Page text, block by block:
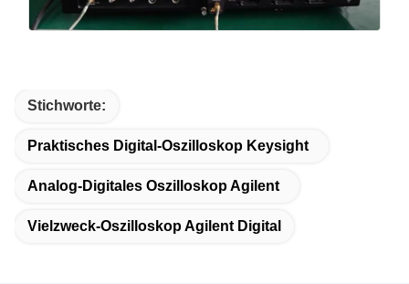
Stichworte:
Praktisches Digital-Oszilloskop Keysight
Analog-Digitales Oszilloskop Agilent
Vielzweck-Oszilloskop Agilent Digital